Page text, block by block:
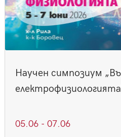
Научен симпозиум
05.06 - 07.06